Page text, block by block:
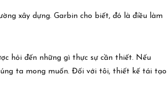
xây dựng. Garbin cho biết, đó là điều làm
hỏi đến những gì thực sự cần thiết. Nếu
ta mong muốn. Đối với tôi, thiết kế tái tạo